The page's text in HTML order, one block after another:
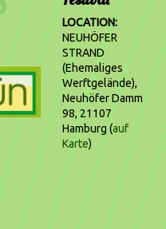
LOCATION:
NEUHÖFER
STRAND
(Ehemaliges
Werftgelände),
Neuhöfer Damm
98, 21107
Hamburg (auf
Karte)